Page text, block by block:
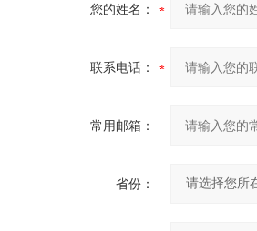
您的姓名：
联系电话：
常用邮箱：
省份：